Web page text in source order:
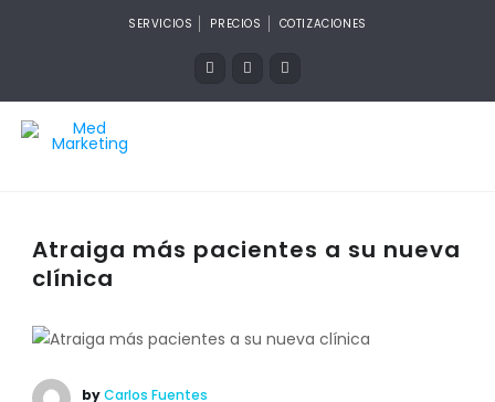
SERVICIOS PRECIOS COTIZACIONES
Atraiga más pacientes a su nueva
clínica
byCarlos Fuentes